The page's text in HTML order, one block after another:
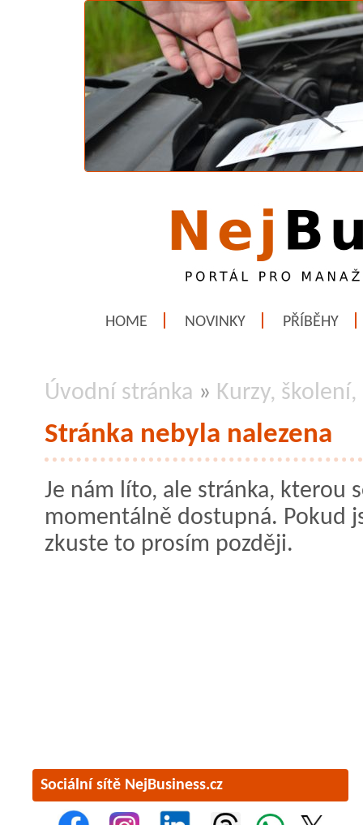
HOME NOVINKY PŘÍBĚHY
Úvodní stránka » Kurzy,
Stránka nebyla nalezena
Je nám líto, ale stránka, kterou
momentálně dostupná. Pokud
zkuste to prosím později.
Sociální sítě NejBusiness.cz